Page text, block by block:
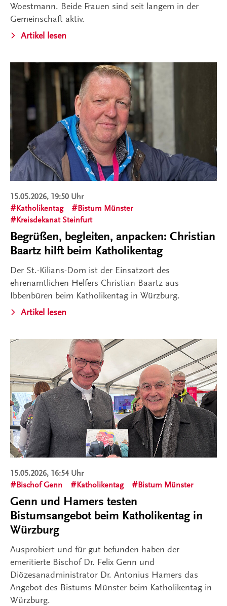
Woestmann. Beide Frauen sind seit langem in der
Gemeinschaft aktiv.
Artikel lesen
15.05.2026, 19:50 Uhr
Katholikentag
Bistum Münster
Kreisdekanat Steinfurt
Begrüßen, begleiten, anpacken: Christian
Baartz hilft beim Katholikentag
Der St.-Kilians-Dom ist der Einsatzort des
ehrenamtlichen Helfers Christian Baartz aus
Ibbenbüren beim Katholikentag in Würzburg.
Artikel lesen
15.05.2026, 16:54 Uhr
Bischof Genn
Katholikentag Bistum Münster
Genn und Hamers testen
Bistumsangebot beim Katholikentag in
Würzburg
Ausprobiert und für gut befunden haben der
emeritierte Bischof Dr. Felix Genn und
Diözesanadministrator Dr. Antonius Hamers das
Angebot des Bistums Münster beim Katholikentag in
Würzburg.